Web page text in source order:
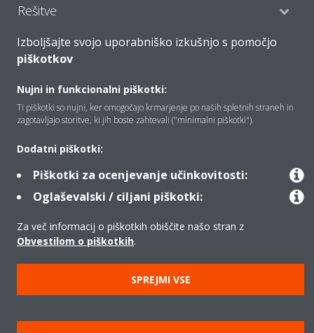
Rešitve
Kontakt
Izdelki
Copyright © Daikin
Pravno obvestilo
Obvestilo o piškotkih
Poslovna določila in pogoji
Data Act
Izboljšajte svojo uporabniško izkušnjo s pomočjo
piškotkov
Nujni in funkcionalni piškotki:
Ti piškotki so nujni, ker omogočajo krmarjenje po naših spletnih straneh in
zagotavljajo storitve, ki jih boste zahtevali ("minimalni piškotki").
Dodatni piškotki:
Piškotki za ocenjevanje učinkovitosti:
Oglaševalski / ciljani piškotki:
Za več informacij o piškotkih obiščite našo stran z
Obvestilom o piškotkih.
SPREJMI VSE